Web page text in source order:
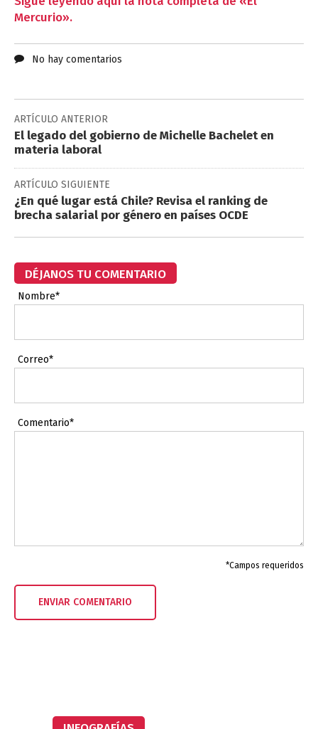
Mercurio».
No hay comentarios
ARTÍCULO ANTERIOR
El legado del gobierno de Michelle Bachelet en
materia laboral
ARTÍCULO SIGUIENTE
¿En qué lugar está Chile? Revisa el ranking de
brecha salarial por género en países OCDE
DÉJANOS TU COMENTARIO
Nombre*
Correo*
Comentario*
*Campos requeridos